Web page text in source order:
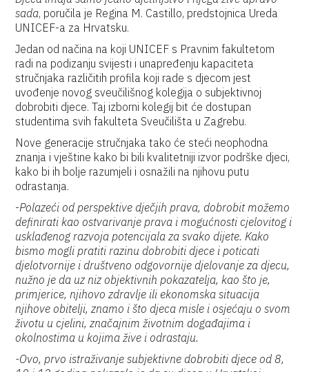
sada, poručila je Regina M. Castillo, predstojnica Ureda
UNICEF-a za Hrvatsku.
Jedan od načina na koji UNICEF s Pravnim fakultetom
radi na podizanju svijesti i unapređenju kapaciteta
stručnjaka različitih profila koji rade s djecom jest
uvođenje novog sveučilišnog kolegija o subjektivnoj
dobrobiti djece. Taj izborni kolegij bit će dostupan
studentima svih fakulteta Sveučilišta u Zagrebu.
Nove generacije stručnjaka tako će steći neophodna
znanja i vještine kako bi bili kvalitetniji izvor podrške djeci,
kako bi ih bolje razumjeli i osnažili na njihovu putu
odrastanja.
-Polazeći od perspektive dječjih prava, dobrobit možemo
definirati kao ostvarivanje prava i mogućnosti cjelovitog i
usklađenog razvoja potencijala za svako dijete. Kako
bismo mogli pratiti razinu dobrobiti djece i poticati
djelotvornije i društveno odgovornije djelovanje za djecu,
nužno je da uz niz objektivnih pokazatelja, kao što je,
primjerice, njihovo zdravlje ili ekonomska situacija
njihove obitelji, znamo i što djeca misle i osjećaju o svom
životu u cjelini, značajnim životnim događajima i
okolnostima u kojima žive i odrastaju.
-Ovo, prvo istraživanje subjektivne dobrobiti djece od 8,